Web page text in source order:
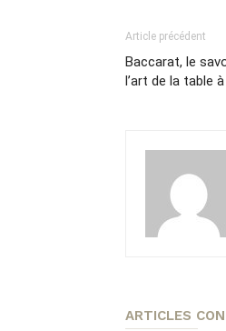
Article précédent
Baccarat, le
l’art de la table
ARTICLES